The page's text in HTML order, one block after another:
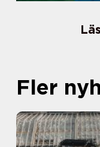
Fler